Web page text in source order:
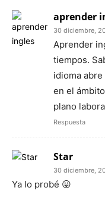
aprender
30 diciembre,
Aprender
tiempos.
idioma
en el
plano
Respuesta
Star
30 diciembre,
Ya lo probé 😛